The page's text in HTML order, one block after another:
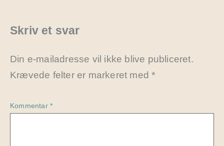
Skriv et svar
Din e-mailadresse vil ikke blive publiceret.
Krævede felter er markeret med*
Kommentar *